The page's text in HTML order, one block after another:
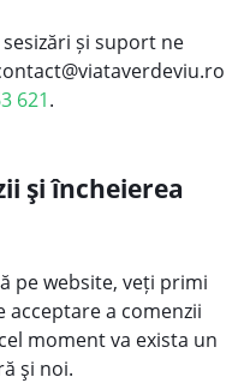
și suport ne
621.
şi încheierea
pe website, veți primi
acceptare a comenzii
moment va exista un
şi noi.